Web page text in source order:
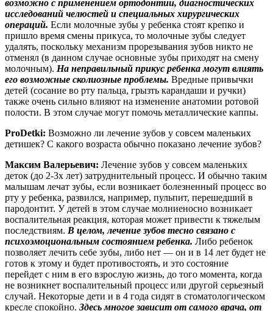
возможно с применением ортодонтии, диагностических
исследований челюстей и специальных хирургических
операций. Если молочные зубы у ребенка стоят крепко и
пришло время смены прикуса, то молочные зубы следует
удалять, поскольку механизм прорезывания зубов никто не
отменял (в данном случае основные зубы приходят на смену
молочным). На неправильный прикус ребенка могут влиять
его возможные сколиозные проблемы. Вредные привычки
детей (сосание во рту пальца, грызть карандаши и ручки)
также очень сильно влияют на изменение анатомии ротовой
полости. В этом случае могут помочь металлические каппы.
ProDetki: Возможно ли лечение зубов у совсем маленьких
детишек? С какого возраста обычно показано лечение зубов?
Максим Валерьевич: Лечение зубов у совсем маленьких
деток (до 2-3х лет) затруднительный процесс. И обычно таким
малышам лечат зубы, если возникает болезненный процесс во
рту у ребенка, развился, например, пульпит, перешедший в
пародонтит. У детей в этом случае молниеносно возникает
воспалительная реакция, которая может привести к тяжелым
последствиям. В целом, лечение зубов тесно связано с
психоэмоциональным состоянием ребенка. Либо ребенок
позволяет лечить себе зубы, либо нет — он и в 14 лет будет не
готов к этому и будет противостоять, и это состояние
перейдет с ним в его взрослую жизнь, до того момента, когда
не возникнет воспалительный процесс или другой серьезный
случай. Некоторые дети и в 4 года сидят в стоматологическом
кресле спокойно. Здесь многое зависит от самого врача, от